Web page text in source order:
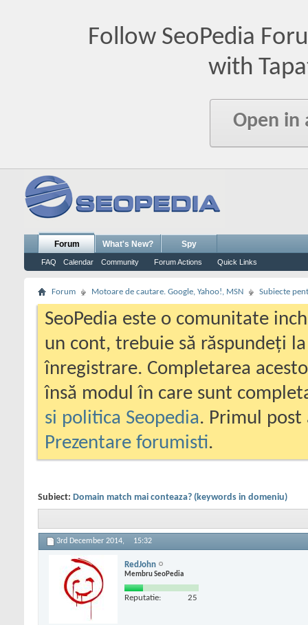
Follow SeoPedia
with
Open in
Forum
FAQ Calendar Community Forum Actions Quick Links
What's New? Spy
Forum Motoare de cautare. Google, Yahoo!, MSN Subiecte
SeoPedia este o comunitate
un cont, trebuie să răspundeți
înregistrare. Completarea
însă modul în care sunt
si politica Seopedia. Primul
Prezentare forumisti.
Subiect: Domain match mai conteaza? (keywords in domeniu)
3rd December 2014, 15:32
RedJohn
Membru SeoPedia
Reputatie: 25